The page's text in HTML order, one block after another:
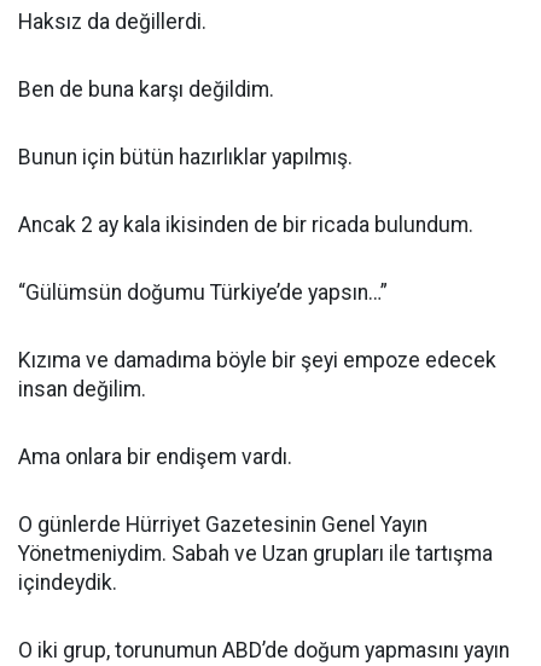
Haksız da değillerdi.
Ben de buna karşı değildim.
Bunun için bütün hazırlıklar yapılmış.
Ancak 2 ay kala ikisinden de bir ricada bulundum.
“Gülümsün doğumu Türkiye’de yapsın…”
Kızıma ve damadıma böyle bir şeyi empoze edecek
insan değilim.
Ama onlara bir endişem vardı.
O günlerde Hürriyet Gazetesinin Genel Yayın
Yönetmeniydim. Sabah ve Uzan grupları ile tartışma
içindeydik.
O iki grup, torunumun ABD’de doğum yapmasını yayın